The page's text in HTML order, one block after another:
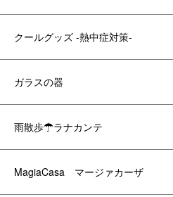
クールグッズ -熱中症対策-
ガラスの器
雨散歩☂ラナカンテ
MagiaCasa マージァカーザ